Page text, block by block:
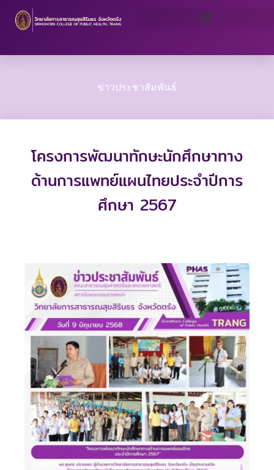
ข่าวประชาสัมพันธ์
โครงการพัฒนาทักษะนักศึกษาทาง
ด้านการแพทย์แผนไทยประจำปีการ
ศึกษา 2567